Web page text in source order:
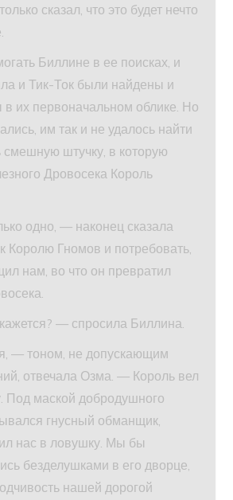
сказал, что это будет нечто
Биллине в ее поисках, и
и Тик-Ток были найдены и
в их первоначальном облике. Но
им так и не удалось найти
смешную штучку, в которую
Дровосека Король
одно, — наконец сказала
Королю Гномов и потребовать,
нам, во что он превратил
— спросила Биллина.
— тоном, не допускающим
отвечала Озма. — Король вел
Под маской добродушного
гнусный обманщик,
нас в ловушку. Мы бы
безделушками в его дворце,
нашей дорогой